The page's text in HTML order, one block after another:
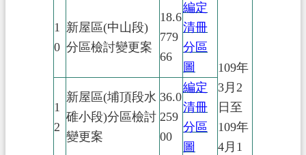
1
0
新屋區(中山段)
分區檢討變更案
18.6
779
66
編定
清冊
分區
圖
109年
3月2
日至
109年
4月1
1
2
新屋區(埔頂段水
碓小段)分區檢討
變更案
36.0
259
00
編定
清冊
分區
圖